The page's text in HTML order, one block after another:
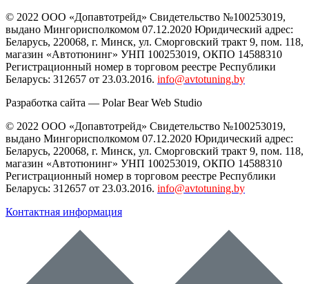
© 2022 ООО «Допавтотрейд» Свидетельство №100253019,
выдано Мингорисполкомом 07.12.2020 Юридический адрес:
Беларусь, 220068, г. Минск, ул. Сморговский тракт 9, пом. 118,
магазин «Автотюнинг» УНП 100253019, ОКПО 14588310
Регистрационный номер в торговом реестре Республики
Беларусь: 312657 от 23.03.2016. info@avtotuning.by
Разработка сайта — Polar Bear Web Studio
© 2022 ООО «Допавтотрейд» Свидетельство №100253019,
выдано Мингорисполкомом 07.12.2020 Юридический адрес:
Беларусь, 220068, г. Минск, ул. Сморговский тракт 9, пом. 118,
магазин «Автотюнинг» УНП 100253019, ОКПО 14588310
Регистрационный номер в торговом реестре Республики
Беларусь: 312657 от 23.03.2016. info@avtotuning.by
Контактная информация